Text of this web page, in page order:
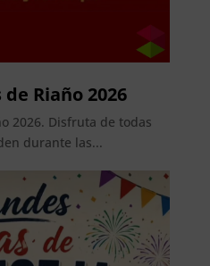
Riaño 2026
2026. Disfruta de todas
durante las...